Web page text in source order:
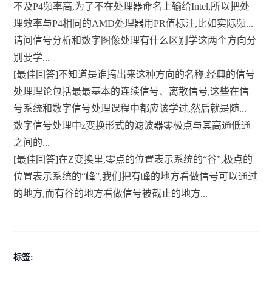
不及P4频率高,为了不在处理器命名上输给Intel,所以把处
理效率与P4相同的AMD处理器用PR值标注,比如实际频...
请问信号分析和数字图像处理有什么区别学这两个方向分
别要学...
[最佳回答]不知道是谁搞出来这种方向的名称.经典的信号
处理理论包括最最基本的连续信号、离散信号,这些在信
号系统和数字信号处理课程中都应该学过,然后就是随...
数字信号处理中z变换形式的滤波器零极点与其高通低通
之间的...
[最佳回答]在Z变换里,零点的位置表示系统的“谷”,极点的
位置表示系统的“峰”,我们把有峰的地方看做信号可以通过
的地方,而有谷的地方看做信号被截止的地方...
标签: